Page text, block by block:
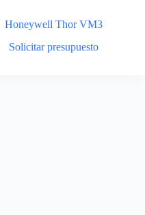
Honeywell Thor VM3
Solicitar presupuesto